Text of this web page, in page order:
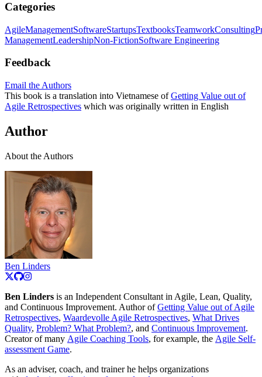
Categories
AgileManagementSoftwareStartupsTextbooksTeamworkConsulting
ManagementLeadershipNon-FictionSoftware Engineering
Feedback
Email the Authors
This book is a translation into Vietnamese ofGetting Value out of
Agile Retrospectives which was originally written in English
Author
About the Authors
Ben Linders
Ben Linders is an Independent Consultant in Agile, Lean, Quality,
and Continuous Improvement. Author ofGetting Value out of Agile
Retrospectives, Waardevolle Agile Retrospectives, What Drives
Quality, Problem? What Problem?, and Continuous Improvement.
Creator of many Agile Coaching Tools, for example, the Agile Self-
assessment Game.
As an adviser, coach, and trainer he helps organizations